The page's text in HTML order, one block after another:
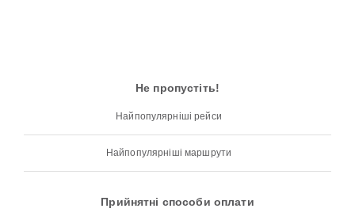
Не пропустіть!
Найпопулярніші рейси
Найпопулярніші маршрути
Прийнятні способи оплати